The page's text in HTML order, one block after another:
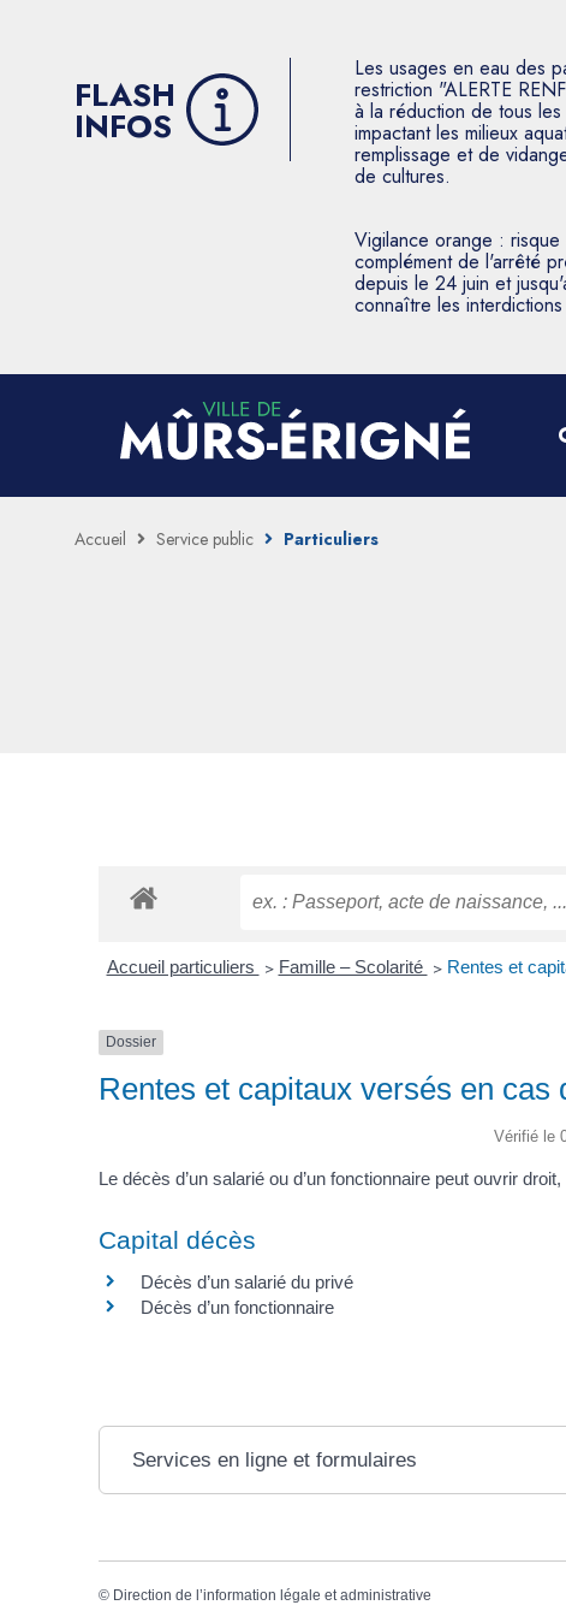
FLASH
INFOS
Les usages en eau des
restriction "ALERTE
à la réduction de tous
impactant les milieux
remplissage et de
de cultures.
Vigilance orange :
complément de l'arrêté
depuis le 24 juin et
connaître les
Accueil Service public Particuliers
Accueil particuliers > Famille – Scolarité > Rentes et
Dossier
Rentes et capitaux versés en cas
Vérifié le
Le décès d’un salarié ou d’un fonctionnaire peut ouvrir
Capital décès
Décès d’un salarié du privé
Décès d’un fonctionnaire
Services en ligne et formulaires
© Direction de l’information légale et administrative